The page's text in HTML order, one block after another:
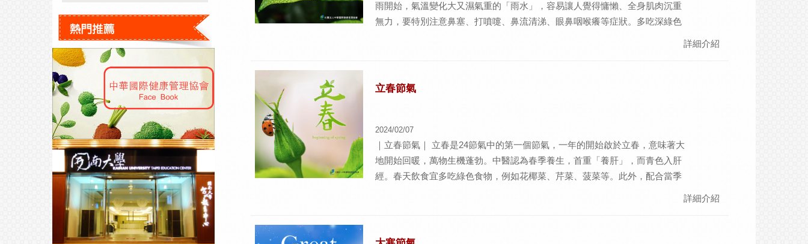
雨開始，氣溫變化大又濕氣重的「雨水」，容易讓人覺得慵懶、全身肌肉沉重
無力，要特別注意鼻塞、打噴嚏、鼻流清涕、眼鼻咽喉癢等症狀。多吃深綠色
者等等寞無法排解憂思悲苦者，很容易反應焦躁的情緒，心煩失意、失眠者可
詳細介紹
立春節氣
2024/02/07
｜立春節氣｜ 立春是24節氣中的第一個節氣，一年的開始啟於立春，意味著大
地開始回暖，萬物生機蓬勃。中醫認為春季養生，首重「養肝」，而青色入肝
經。春天飲食宜多吃綠色食物，例如花椰菜、芹菜、菠菜等。此外，配合當季
濕流感，情緒上容易優柔寡断、意志不堅、對於周圍人事物的變化容易草木皆
詳細介紹